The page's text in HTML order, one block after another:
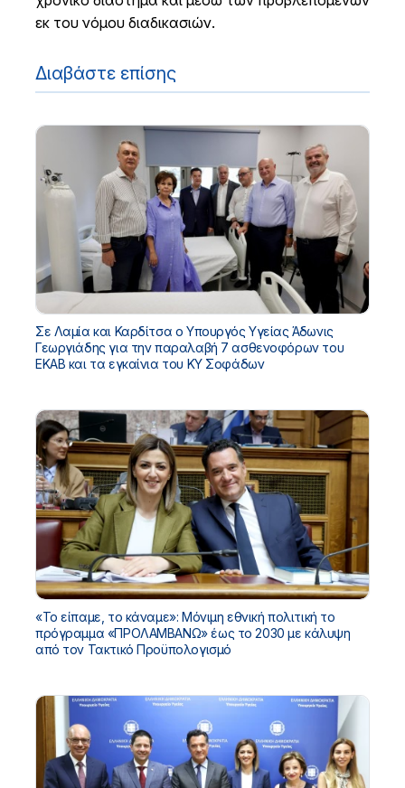
εκ του νόμου διαδικασιών.
Διαβάστε επίσης
Σε Λαμία και Καρδίτσα ο Υπουργός Υγείας Άδωνις
Γεωργιάδης για την παραλαβή 7 ασθενοφόρων του
ΕΚΑΒ και τα εγκαίνια του ΚΥ Σοφάδων
«Το είπαμε, το κάναμε»: Μόνιμη εθνική πολιτική το
πρόγραμμα «ΠΡΟΛΑΜΒΑΝΩ» έως το 2030 με κάλυψη
από τον Τακτικό Προϋπολογισμό